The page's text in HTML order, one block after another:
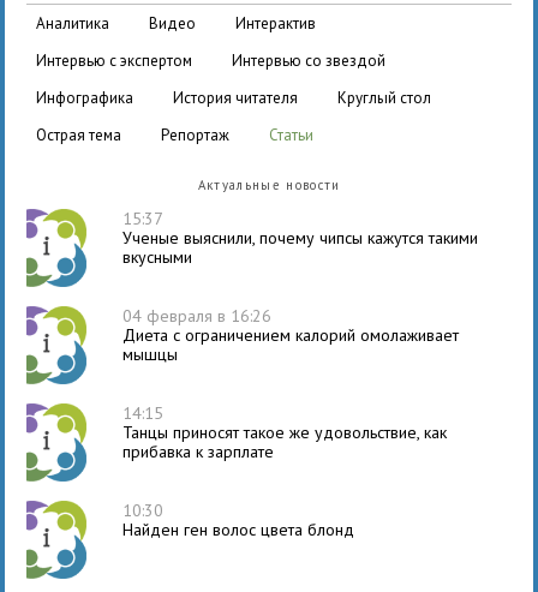
аналитика видео
интерактив
интервью с экспертом
интервью со звездой
инфографика
история читателя
круглый стол
острая тема
репортаж статьи
Актуальные новости
15:37
Ученые выяснили, почему чипсы кажутся такими
вкусными
04 февраля в 16:26
Диета с ограничением калорий омолаживает
мышцы
14:15
Танцы приносят такое же удовольствие, как
прибавка к зарплате
10:30
Найден ген волос цвета блонд